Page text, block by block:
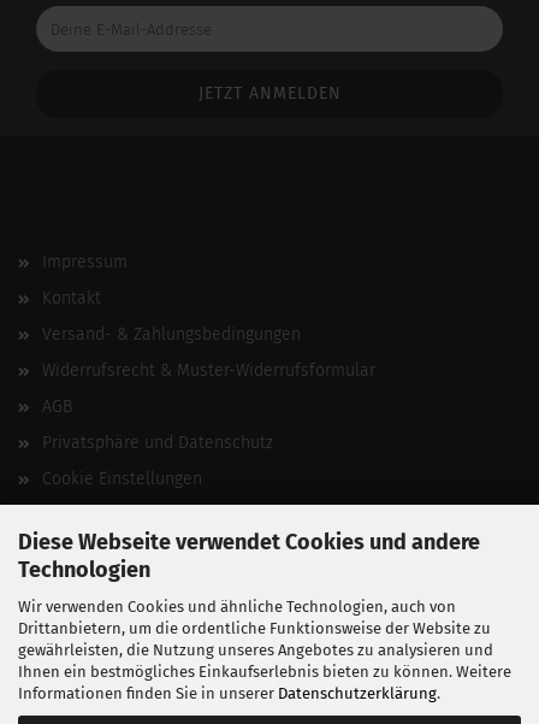
Diese Webseite verwendet Cookies und andere
Technologien
Wir verwenden Cookies und ähnliche Technologien, auch von
Drittanbietern, um die ordentliche Funktionsweise der Website zu
gewährleisten, die Nutzung unseres Angebotes zu analysieren und
Ihnen ein bestmögliches Einkaufserlebnis bieten zu können. Weitere
Informationen finden Sie in unserer Datenschutzerklärung.
Deine
E-
Impressum
Kontakt
Versand- & Zahlungsbedingungen
Widerrufsrecht & Muster-Widerrufsformular
AGB
Privatsphäre und Datenschutz
Cookie Einstellungen
Vertrag widerrufen